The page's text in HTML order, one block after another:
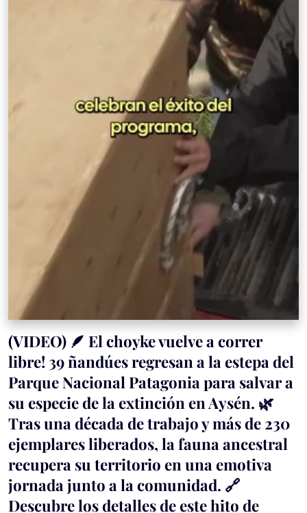
(VIDEO) 🪶 El choyke vuelve a correr
libre! 39 ñandúes regresan a la estepa del
Parque Nacional Patagonia para salvar a
su especie de la extinción en Aysén. 🌿
Tras una década de trabajo y más de 230
ejemplares liberados, la fauna ancestral
recupera su territorio en una emotiva
jornada junto a la comunidad. 🔗
Descubre los detalles de este hito de